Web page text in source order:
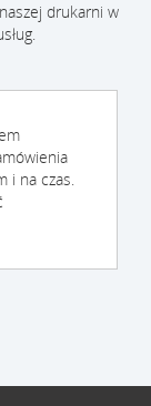
drukarni w
i na czas.